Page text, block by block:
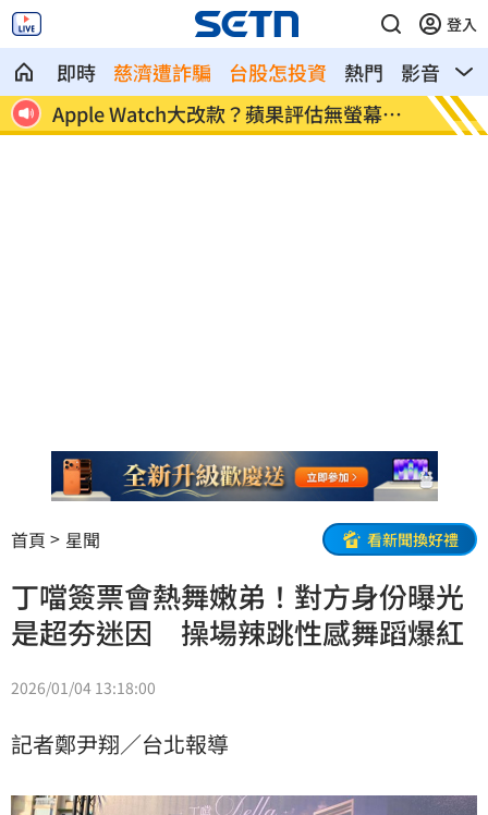
登入
即時 慈濟遭詐騙 台股怎投資 熱門 影音
熱
Apple Watch大改款？蘋果評估無螢幕手
環
這大
元
首頁 星聞 看新聞換好禮
丁噹簽票會熱舞嫩弟！對方身份曝光
是超夯迷因 操場辣跳性感舞蹈爆紅
2026/01/04 13:18:00
記者鄭尹翔／台北報導